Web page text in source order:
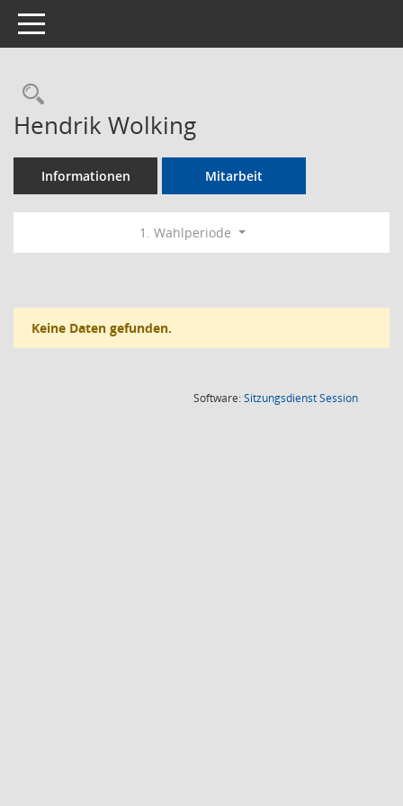
Toggle navigation
Rechercheauswahl
Hendrik Wolking
Informationen Mitarbeit
1. Wahlperiode
Keine Daten gefunden.
Software:SitzungsdienstSession(Wird in